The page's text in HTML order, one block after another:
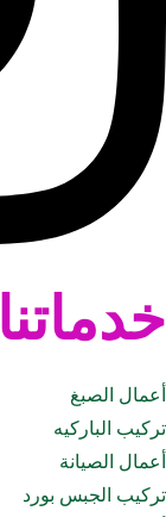
خدماتنا
أعمال الصبغ
تركيب الباركيه
أعمال الصيانة
تركيب الجبس بورد